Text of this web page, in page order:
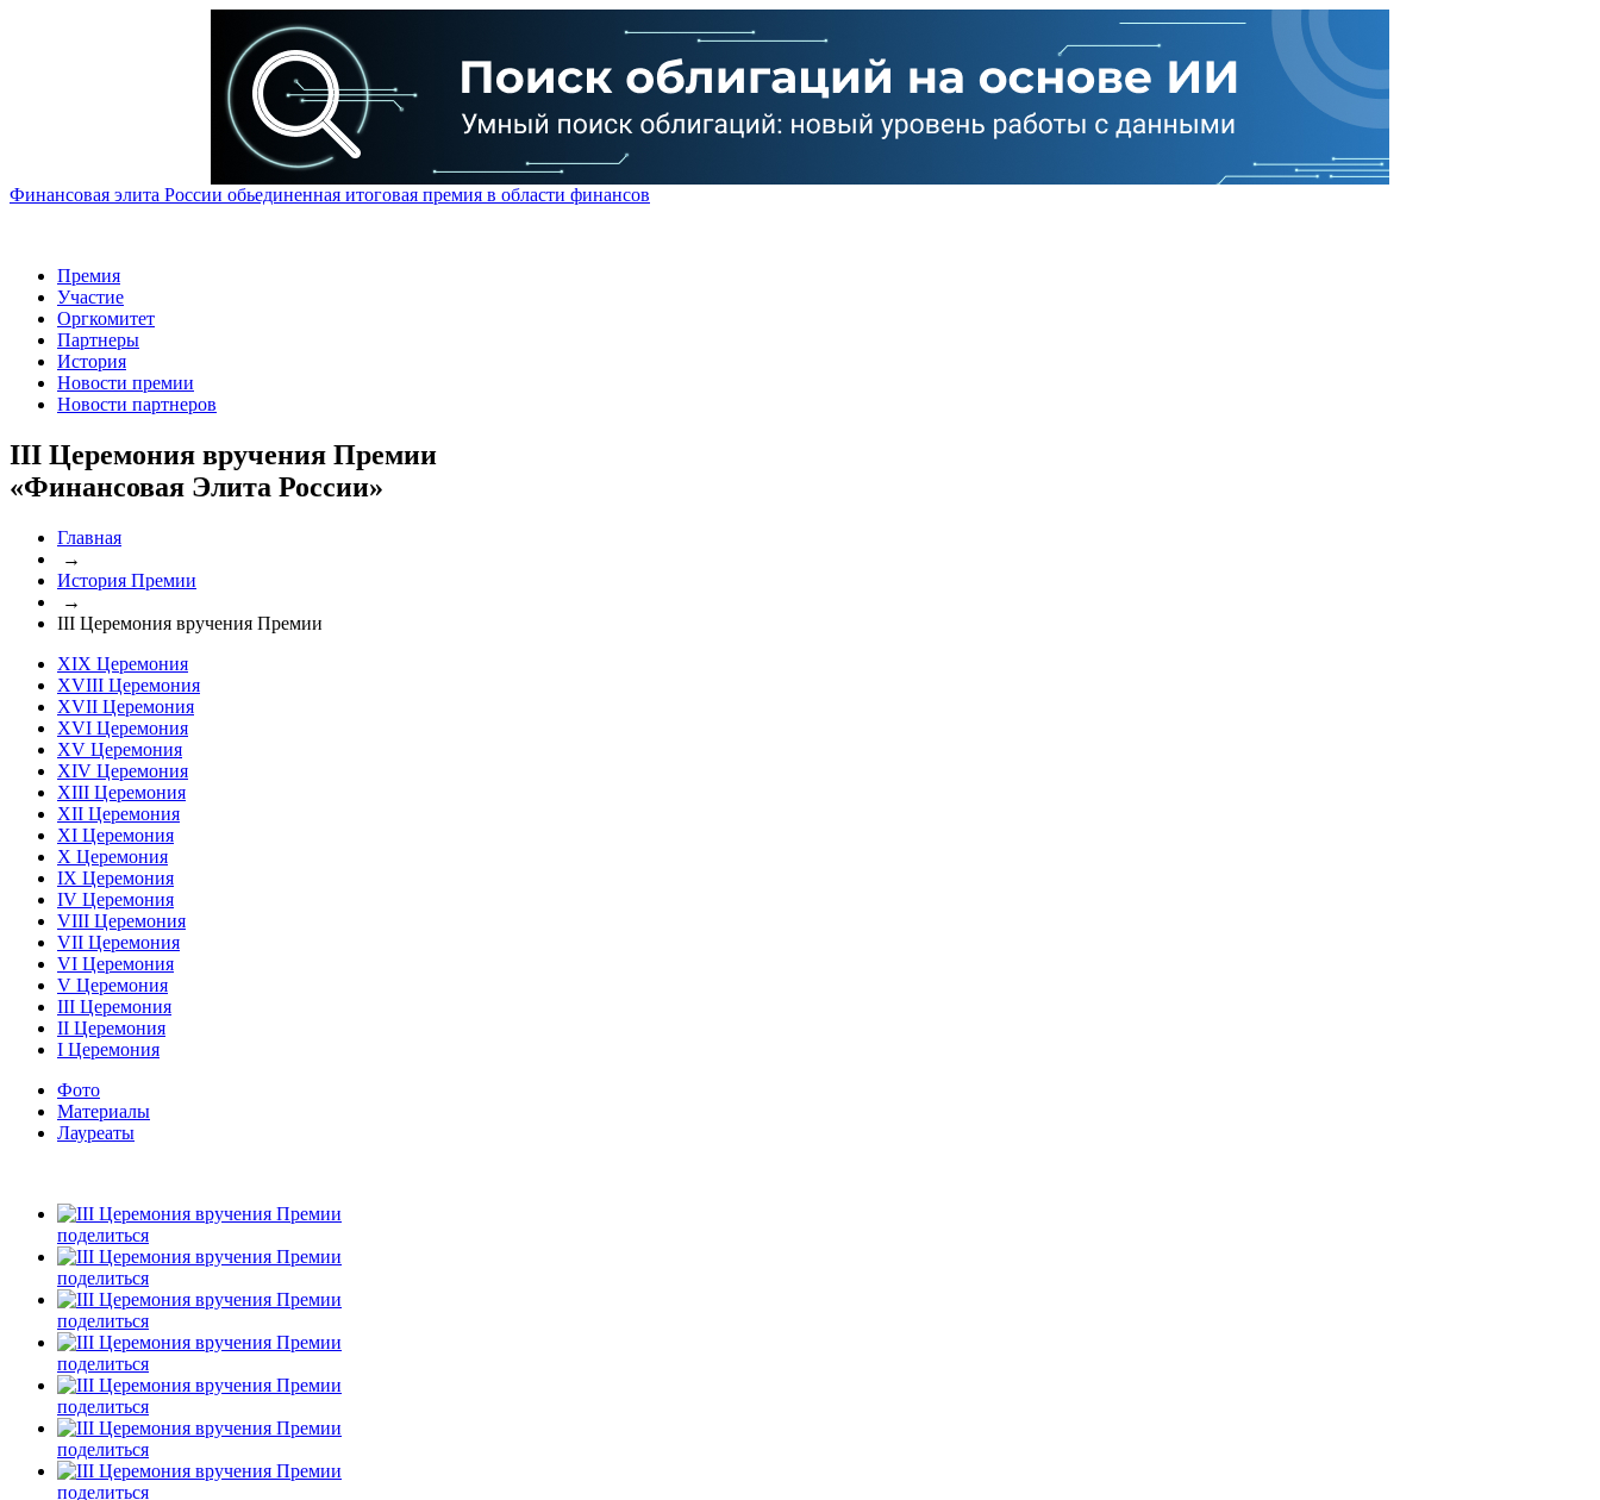
Финансовая элита России обьединенная итоговая премия в области финансов
Премия
Участие
Оргкомитет
Партнеры
История
Новости премии
Новости партнеров
III Церемония вручения Премии
«Финансовая Элита России»
Главная
→
История Премии
→
III Церемония вручения Премии
XIX Церемония
XVIII Церемония
XVII Церемония
XVI Церемония
XV Церемония
XIV Церемония
XIII Церемония
XII Церемония
XI Церемония
X Церемония
IX Церемония
IV Церемония
VIII Церемония
VII Церемония
VI Церемония
V Церемония
III Церемония
II Церемония
I Церемония
Фото
Материалы
Лауреаты
поделиться
поделиться
поделиться
поделиться
поделиться
поделиться
поделиться